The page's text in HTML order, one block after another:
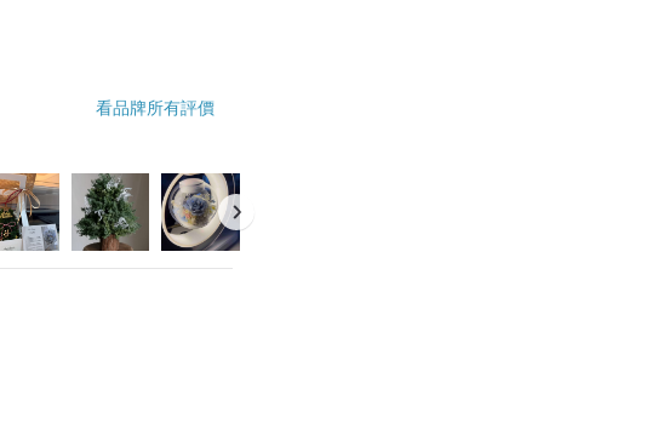
看品牌所有評價